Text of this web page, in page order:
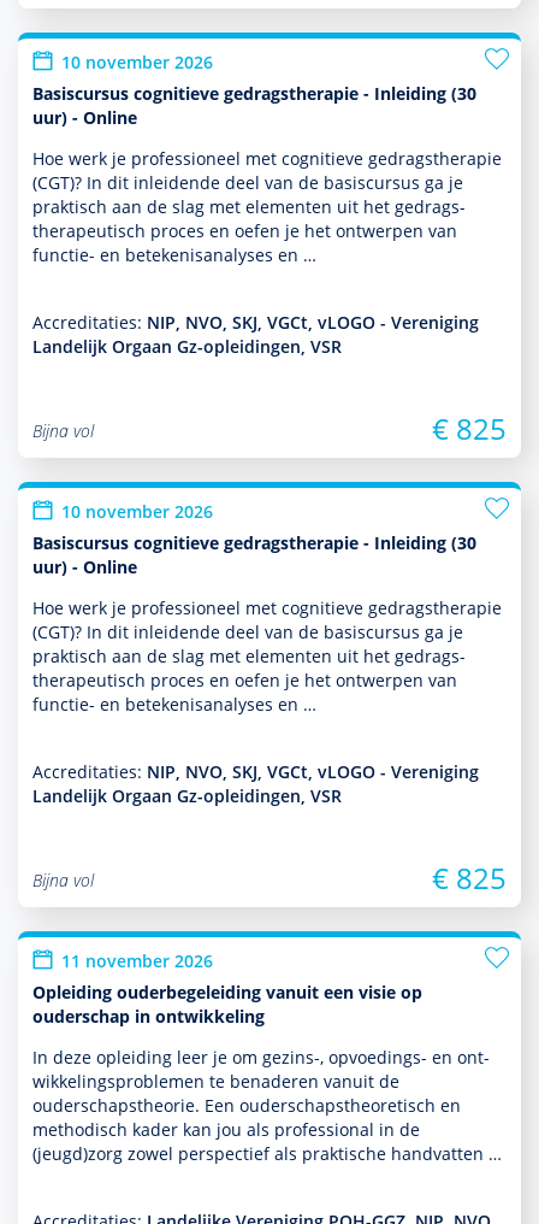
10 november 2026
Basiscursus cognitieve gedragstherapie - Inleiding (30
uur) - Online
Hoe werk je professioneel met cogni­tieve gedrags­thera­pie
(CGT)? In dit inleidende deel van de basis­cursus ga je
prak­tisch aan de slag met elementen uit het gedrags­
thera­peu­tisch proces en oefen je het ontwerpen van
functie- en bete­kenisanalyses en …
Accreditaties: NIP, NVO, SKJ, VGCt, vLOGO - Vereniging
Landelijk Orgaan Gz-opleidingen, VSR
Bijna vol € 825
10 november 2026
Basiscursus cognitieve gedragstherapie - Inleiding (30
uur) - Online
Hoe werk je professioneel met cogni­tieve gedrags­thera­pie
(CGT)? In dit inleidende deel van de basis­cursus ga je
prak­tisch aan de slag met elementen uit het gedrags­
thera­peu­tisch proces en oefen je het ontwerpen van
functie- en bete­kenisanalyses en …
Accreditaties: NIP, NVO, SKJ, VGCt, vLOGO - Vereniging
Landelijk Orgaan Gz-opleidingen, VSR
Bijna vol € 825
11 november 2026
Opleiding ouderbegeleiding vanuit een visie op
ouderschap in ontwikkeling
In deze opleiding leer je om gezins-, opvoedings- en ont­
wikke­lingspro­ble­men te benaderen vanuit de
ouderschapstheorie. Een ouderschapstheore­tisch en
metho­disch kader kan jou als professional in de
(jeugd)zorg zowel perspec­tief als prak­tische handvatten …